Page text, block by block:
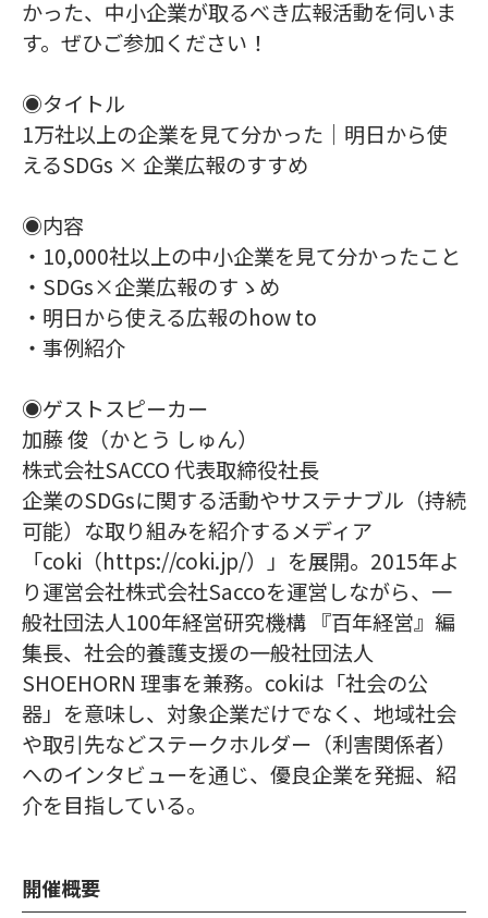
かった、中小企業が取るべき広報活動を伺いま
す。ぜひご参加ください！
◉タイトル
1万社以上の企業を見て分かった｜明日から使
えるSDGs × 企業広報のすすめ
◉内容
・10,000社以上の中小企業を見て分かったこと
・SDGs×企業広報のすゝめ
・明日から使える広報のhow to
・事例紹介
◉ゲストスピーカー
加藤 俊（かとう しゅん）
株式会社SACCO 代表取締役社長
企業のSDGsに関する活動やサステナブル（持続
可能）な取り組みを紹介するメディア
「coki（https://coki.jp/）」を展開。2015年よ
り運営会社株式会社Saccoを運営しながら、一
般社団法人100年経営研究機構 『百年経営』編
集長、社会的養護支援の一般社団法人
SHOEHORN 理事を兼務。cokiは「社会の公
器」を意味し、対象企業だけでなく、地域社会
や取引先などステークホルダー（利害関係者）
へのインタビューを通じ、優良企業を発掘、紹
介を目指している。
開催概要